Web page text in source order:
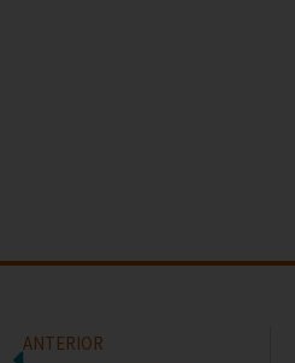
ANTERIOR